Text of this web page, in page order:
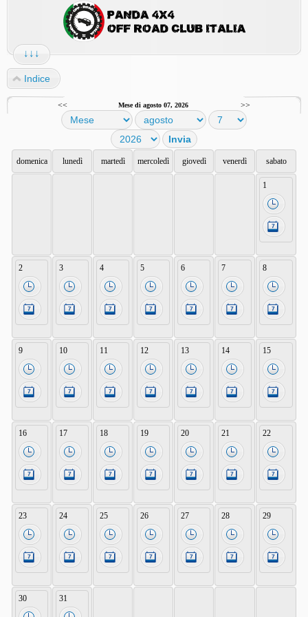
↓↓↓
Indice
<< Mese di agosto 07, 2026 >>
domenica lunedì martedì mercoledì giovedì venerdì sabato
1
2 3 4 5 6 7 8
9 10 11 12 13 14 15
16 17 18 19 20 21 22
23 24 25 26 27 28 29
30 31